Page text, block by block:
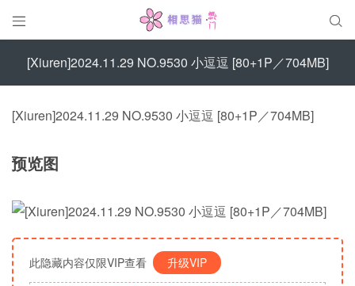
 
[Xiuren]2024.11.29 NO.9530 小逗逗 [80+1P／704MB]
[Xiuren]2024.11.29 NO.9530 小逗逗 [80+1P／704MB]
预览图
此隐藏内容仅限VIP查看 升级VIP